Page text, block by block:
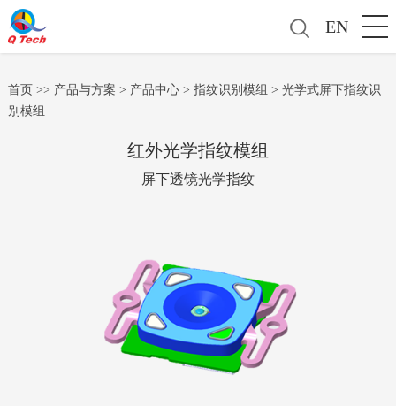
EN
首页 >> 产品与方案 > 产品中心> 指纹识别模组 > 光学式屏下指纹识
别模组
红外光学指纹模组
屏下透镜光学指纹